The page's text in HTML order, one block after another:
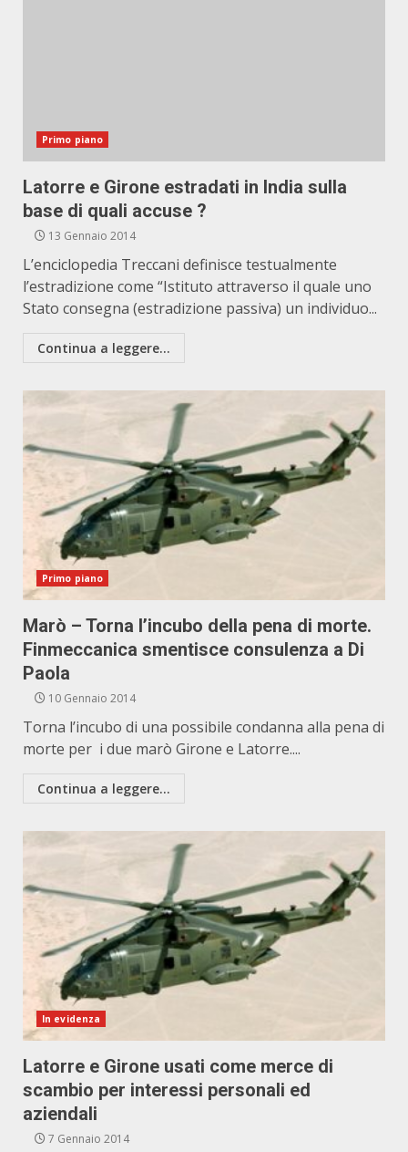
Primo piano
Latorre e Girone estradati in India sulla
base di quali accuse ?
13 Gennaio 2014
L’enciclopedia Treccani definisce testualmente
l’estradizione come “Istituto attraverso il quale uno
Stato consegna (estradizione passiva) un individuo...
Continua a leggere...
Primo piano
Marò – Torna l’incubo della pena di morte.
Finmeccanica smentisce consulenza a Di
Paola
10 Gennaio 2014
Torna l’incubo di una possibile condanna alla pena di
morte per i due marò Girone e Latorre....
Continua a leggere...
In evidenza
Latorre e Girone usati come merce di
scambio per interessi personali ed
aziendali
7 Gennaio 2014